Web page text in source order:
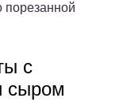
порезанной
с
сыром